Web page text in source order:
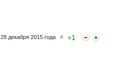
28 декабря 2015 года # +1